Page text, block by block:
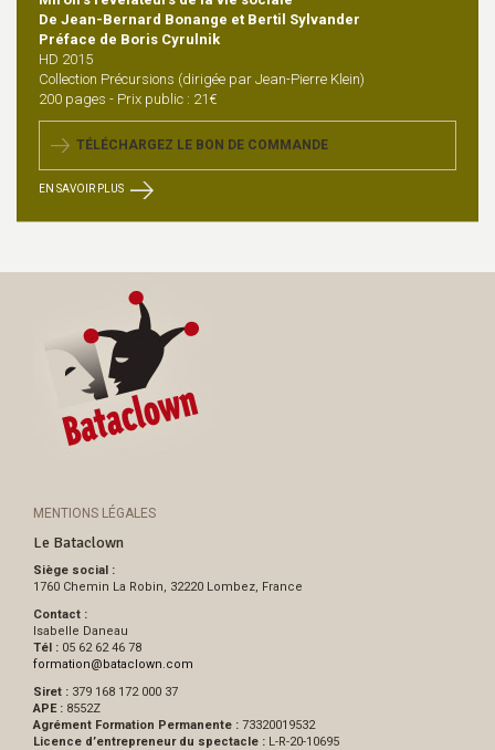
De Jean-Bernard Bonange et Bertil Sylvander
Préface de Boris Cyrulnik
HD 2015
Collection Précursions (dirigée par Jean-Pierre Klein)
200 pages - Prix public : 21€
TÉLÉCHARGEZ LE BON DE COMMANDE
EN SAVOIR PLUS
MENTIONS LÉGALES
Le Bataclown
Siège social :
1760 Chemin La Robin, 32220 Lombez, France
Contact :
Isabelle Daneau
Tél : 05 62 62 46 78
formation@bataclown.com
Siret : 379 168 172 000 37
APE : 8552Z
Agrément Formation Permanente : 73320019532
Licence d’entrepreneur du spectacle : L-R-20-10695